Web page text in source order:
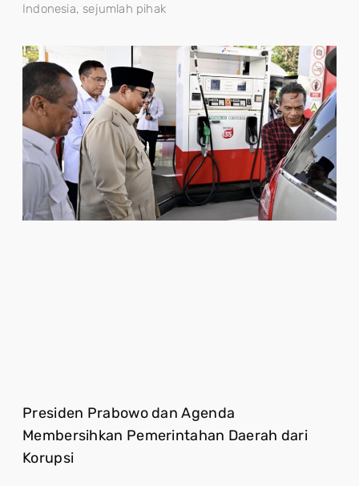
Indonesia, sejumlah pihak
Presiden Prabowo dan Agenda
Membersihkan Pemerintahan Daerah dari
Korupsi